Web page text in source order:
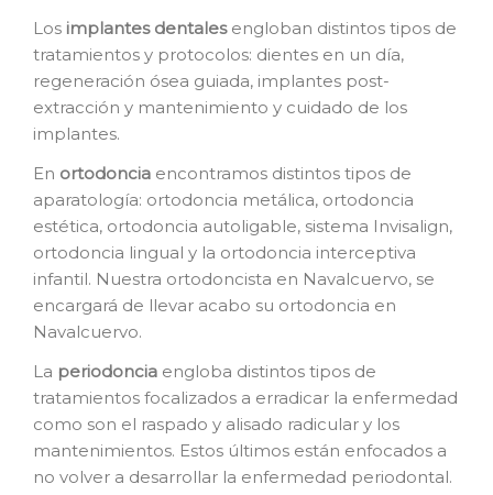
Los implantes dentalesengloban distintos tipos de
tratamientos y protocolos: dientes en un día,
regeneración ósea guiada, implantes post-
extracción y mantenimiento y cuidado de los
implantes.
En ortodoncia encontramos distintos tipos de
aparatología: ortodoncia metálica, ortodoncia
estética, ortodoncia autoligable, sistema Invisalign,
ortodoncia lingual y la ortodoncia interceptiva
infantil. Nuestra ortodoncista en Navalcuervo, se
encargará de llevar acabo su ortodoncia en
Navalcuervo.
La periodoncia engloba distintos tipos de
tratamientos focalizados a erradicar la enfermedad
como son el raspado y alisado radicular y los
mantenimientos. Estos últimos están enfocados a
no volver a desarrollar la enfermedad periodontal.